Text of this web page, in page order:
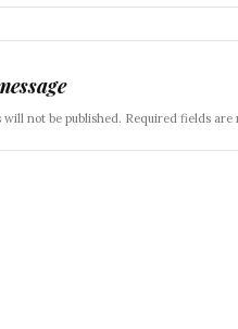
will not be published. Required fields are